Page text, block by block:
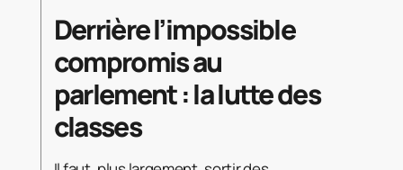
Derrière l’impossible
compromis au
parlement : la lutte des
classes